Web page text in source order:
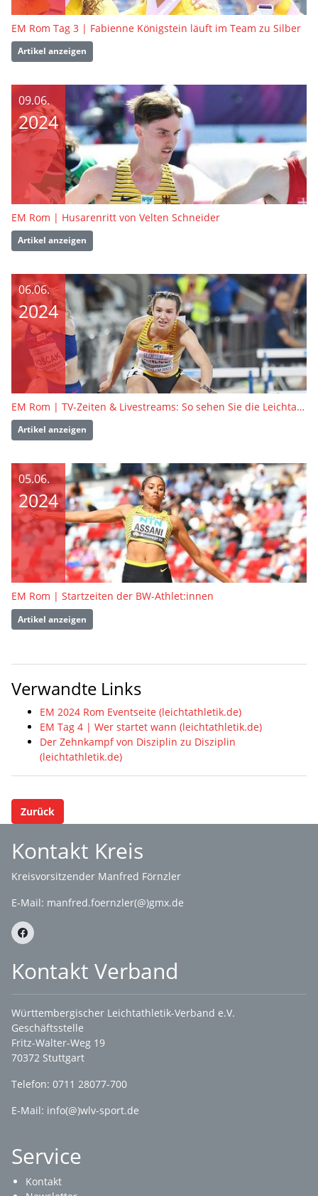
EM Rom Tag 3 | Fabienne Königstein läuft im Team zu Silber
Artikel anzeigen
09.06.
2024
EM Rom | Husarenritt von Velten Schneider
Artikel anzeigen
06.06.
2024
EM Rom | TV-Zeiten & Livestreams: So sehen Sie die Leichtathletik-EM in Rom live
Artikel anzeigen
05.06.
2024
EM Rom | Startzeiten der BW-Athlet:innen
Artikel anzeigen
Verwandte Links
EM 2024 Rom Eventseite (leichtathletik.de)
EM Tag 4 | Wer startet wann (leichtathletik.de)
Der Zehnkampf von Disziplin zu Disziplin
(leichtathletik.de)
Zurück
Kontakt Kreis
Kreisvorsitzender Manfred Förnzler
E-Mail: manfred.foernzler(@)gmx.de
Kontakt Verband
Württembergischer Leichtathletik-Verband e.V.
Geschäftsstelle
Fritz-Walter-Weg 19
70372 Stuttgart
Telefon: 0711 28077-700
E-Mail: info(@)wlv-sport.de
Service
Kontakt